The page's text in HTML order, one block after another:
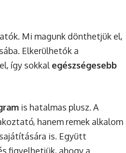
Mi magunk dönthetjük el,
Elkerülhetők a
így sokkal egészségesebb
is hatalmas plusz. A
hanem remek alkalom
is. Együtt
figyelhetjük, ahogy a